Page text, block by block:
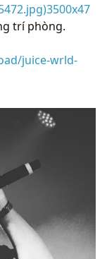
trí phòng.
juice-wrld-